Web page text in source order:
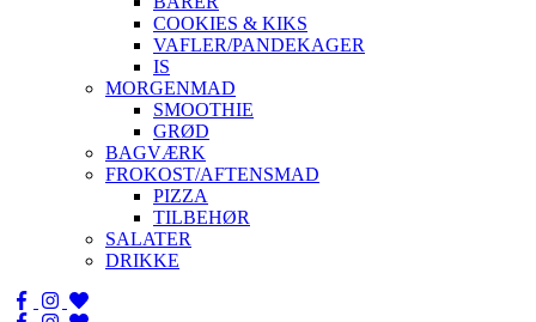
COOKIES & KIKS
VAFLER/PANDEKAGER
IS
MORGENMAD
SMOOTHIE
GRØD
BAGVÆRK
FROKOST/AFTENSMAD
PIZZA
TILBEHØR
SALATER
DRIKKE